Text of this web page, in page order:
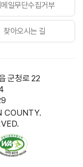
메일무단수집거부
찾아오시는 길
군청로 22
COUNTY.